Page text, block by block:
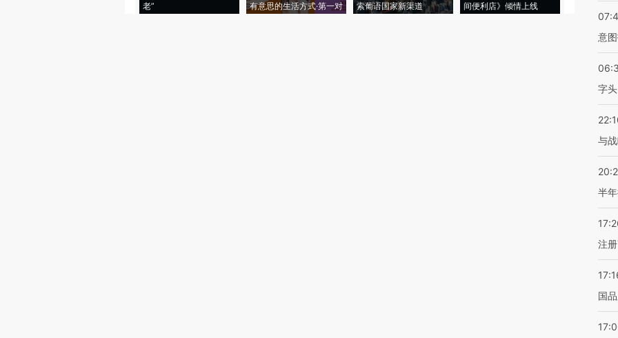
老”
有意思的生活方式·第一对
索葡语国家新渠道
间便利店》倾情上线
意
字头
与
半
注
国